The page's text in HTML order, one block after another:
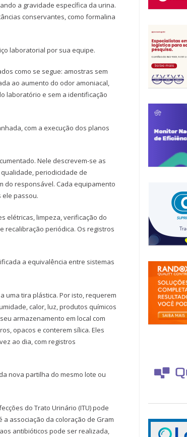
a gravidade específica da urina.
conservantes, como formalina
laboratorial por sua equipe.
como se segue: amostras sem
ao aumento do odor amoniacal,
laboratório e sem a identificação
com a execução dos planos
Nele descrevem-se as
periodicidade de
do responsável. Cada equipamento
passou.
elétricas, limpeza, verificação do
recalibração periódica. Os registros
a equivalência entre sistemas
uma tira plástica. Por isto, requerem
calor, luz, produtos químicos
armazenamento em local com
opacos e conterem sílica. Eles
ao dia, com registros
nova partilha do mesmo lote ou
do Trato Urinário (ITU) pode
associação da coloração de Gram
antibióticos pode ser realizada,